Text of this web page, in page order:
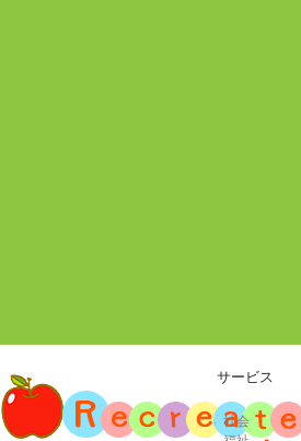
サービス
社会